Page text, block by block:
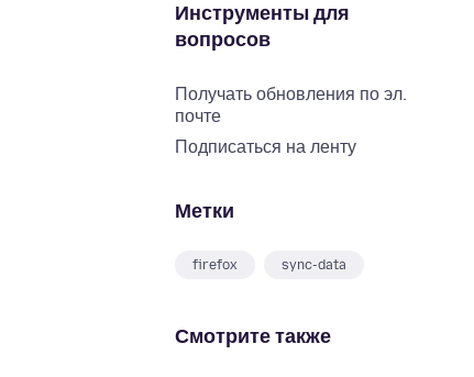
Инструменты для
вопросов
Получать обновления по эл.
почте
Подписаться на ленту
Метки
firefox sync-data
Смотрите также